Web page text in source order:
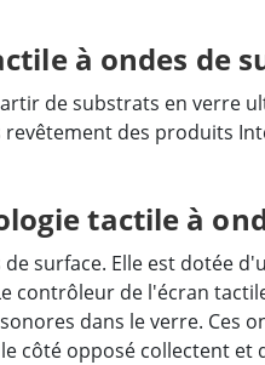
à ondes de
de substrats en verre
des produits
tactile à
surface. Elle est dotée
contrôleur de l'écran
dans le verre. Ces
côté opposé collectent